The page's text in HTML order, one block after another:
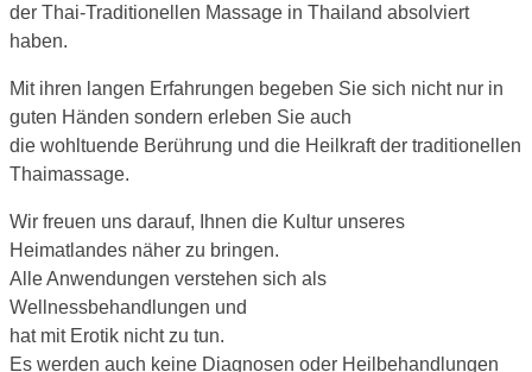
der Thai-Traditionellen Massage in Thailand absolviert
haben.
Mit ihren langen Erfahrungen begeben Sie sich nicht nur in
guten Händen sondern erleben Sie auch
die wohltuende Berührung und die Heilkraft der traditionellen
Thaimassage.
Wir freuen uns darauf, Ihnen die Kultur unseres
Heimatlandes näher zu bringen.
Alle Anwendungen verstehen sich als
Wellnessbehandlungen und
hat mit Erotik nicht zu tun.
Es werden auch keine Diagnosen oder Heilbehandlungen